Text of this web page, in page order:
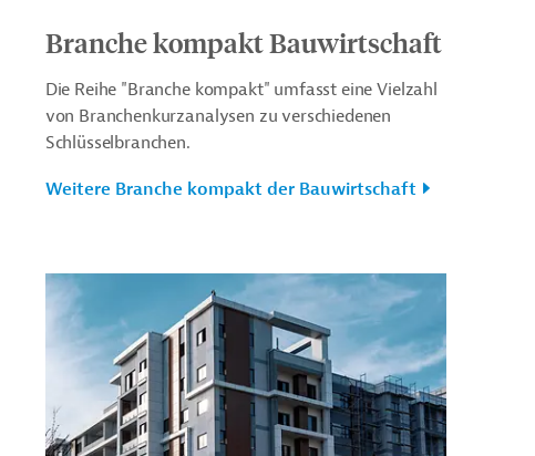
Branche kompakt Bauwirtschaft
Die Reihe "Branche kompakt" umfasst eine Vielzahl
von Branchenkurzanalysen zu verschiedenen
Schlüsselbranchen.
Weitere Branche kompakt der Bauwirtschaft